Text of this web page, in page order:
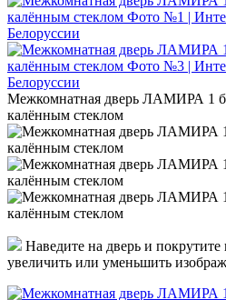
Межкомнатная дверь ЛАМИРА 1
калённым стеклом
Наведите на дверь и
увеличить или уменьшить